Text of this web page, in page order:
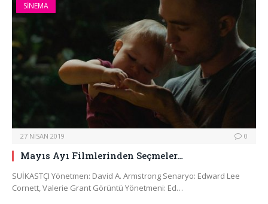
SINEMA
27 NISAN 2019 0
Mayıs Ayı Filmlerinden Seçmeler…
SUİKASTÇI Yönetmen: David A. Armstrong Senaryo: Edward Lee
Cornett, Valerie Grant Görüntü Yönetmeni: Ed…